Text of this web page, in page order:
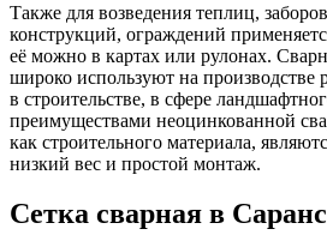
Также для возведения теплиц,
конструкций, ограждений
её можно в картах или рулонах.
широко используют на производстве
в строительстве, в сфере
преимуществами неоцинкованной
как строительного материала,
низкий вес и простой монтаж.
Сетка сварная в